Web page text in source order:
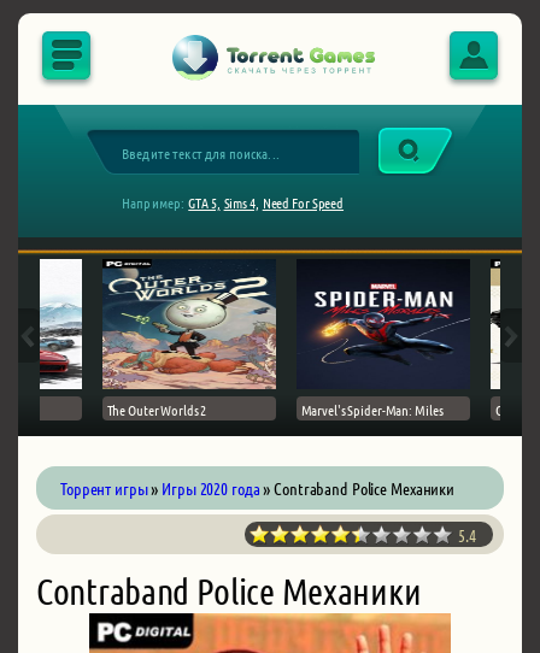
Например: GTA 5, Sims 4, Need For Speed
The Outer Worlds 2 Marvel's Spider-Man: Miles Ghost
Торрент игры» Игры 2020 года» Contraband Police Механики
5.4
Contraband Police Механики